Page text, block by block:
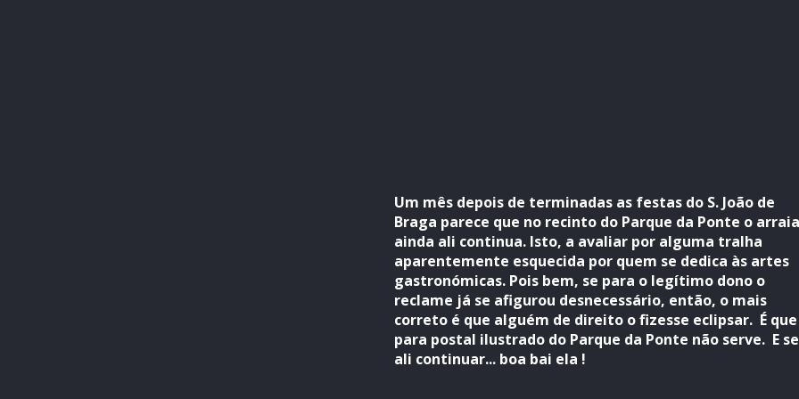
Um mês depois de terminadas as festas do S. João de
Braga parece que no recinto do Parque da Ponte o
ainda ali continua. Isto, a avaliar por alguma tralha
aparentemente esquecida por quem se dedica às artes
gastronómicas. Pois bem, se para o legítimo dono o
reclame já se afigurou desnecessário, então, o mais
correto é que alguém de direito o fizesse eclipsar. É que
para postal ilustrado do Parque da Ponte não serve. E se
ali continuar... boa bai ela !